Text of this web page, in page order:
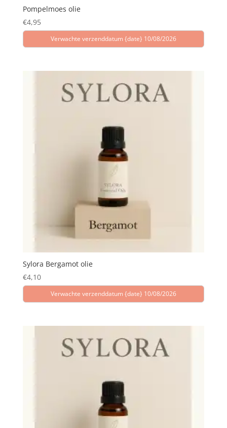
Pompelmoes olie
€4,95
Verwachte verzenddatum {date} 10/08/2026
Sylora Bergamot olie
€4,10
Verwachte verzenddatum {date} 10/08/2026